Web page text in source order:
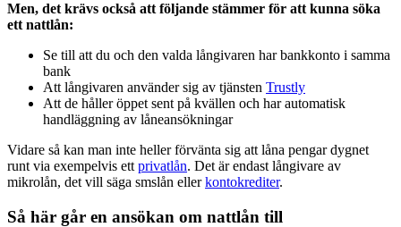
Men, det krävs också att följande stämmer för att kunna söka
ett nattlån:
Se till att du och den valda långivaren har bankkonto i samma
bank
Att långivaren använder sig av tjänsten Trustly
Att de håller öppet sent på kvällen och har automatisk
handläggning av låneansökningar
Vidare så kan man inte heller förvänta sig att låna pengar dygnet
runt via exempelvis ett privatlån. Det är endast långivare av
mikrolån, det vill säga smslån ellerkontokrediter.
Så här går en ansökan om nattlån till